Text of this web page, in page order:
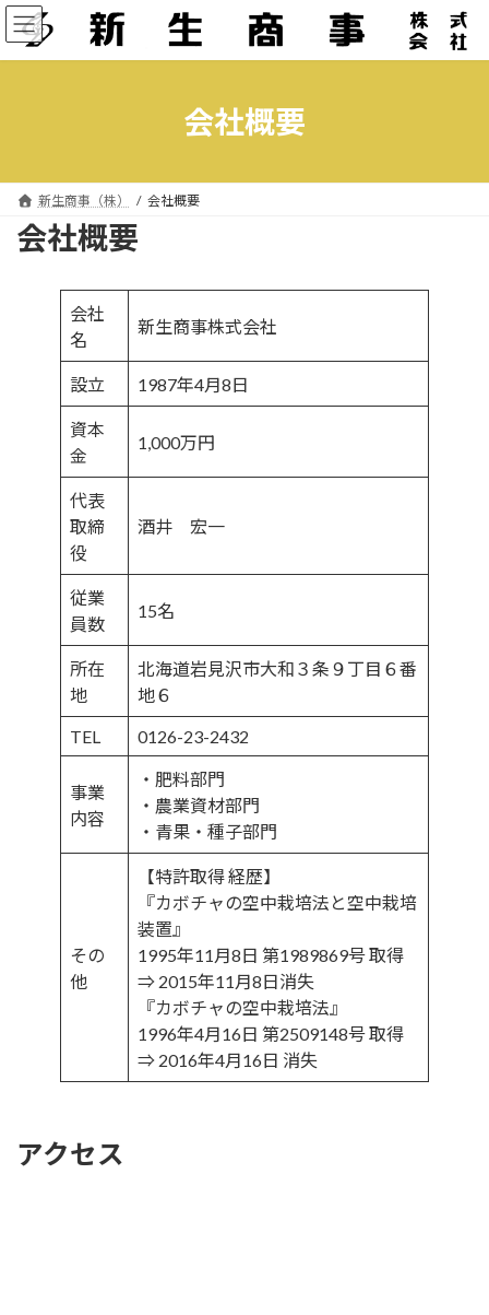
コ
ン
ッ
ナ
ビ
移
会社概要
新生商事（株） 会社概要
会社概要
会社
名
新生商事株式会社
設立 1987年4月8日
資本
金
1,000万円
代表
取締
役
酒井 宏一
従業
員数
15名
所在
地
北海道岩見沢市大和３条９丁目６番
地６
TEL
0126-23-2432
事業
内容
・肥料部門
・農業資材部門
・青果・種子部門
その
他
【特許取得 経歴】
『カボチャの空中栽培法と空中栽培
装置』
1995年11月8日 第1989869号 取得
⇒ 2015年11月8日消失
『カボチャの空中栽培法』
1996年4月16日 第2509148号 取得
⇒ 2016年4月16日 消失
アクセス